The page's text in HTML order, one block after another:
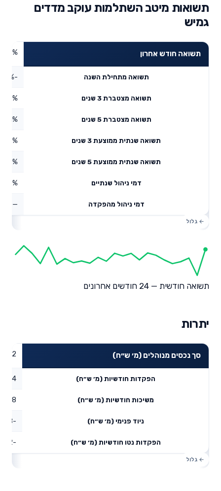
תשואות מיטב השתלמות עוקב מדדים
גמיש
תשואה חודש אחרון
תשואה מתחילת השנה -1.35%
תשואה מצטברת 3 שנים
תשואה מצטברת 5 שנים
תשואה שנתית ממוצעת 3 שנים
תשואה שנתית ממוצעת 5 שנים
דמי ניהול שנתיים
דמי ניהול מהפקדה —
תשואה חודשית — 24 חודשים אחרונים
יתרות
סך נכסים מנוהלים (מ׳ ש״ח)
הפקדות חודשיות (מ׳ ש״ח) 4.94
משיכות חודשיות (מ׳ ש״ח) 2.88
ניוד פנימי (מ׳ ש״ח) -39.48
הפקדות נטו חודשיות (מ׳ ש״ח) -37.42